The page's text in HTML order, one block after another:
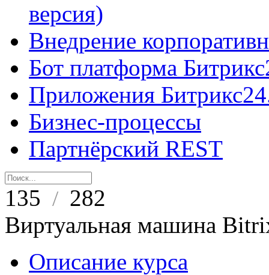
версия)
Внедрение
Бот платформа
Приложения
Бизнес-процессы
Партнёрский REST
135 / 282
Виртуальная машина
Описание курса